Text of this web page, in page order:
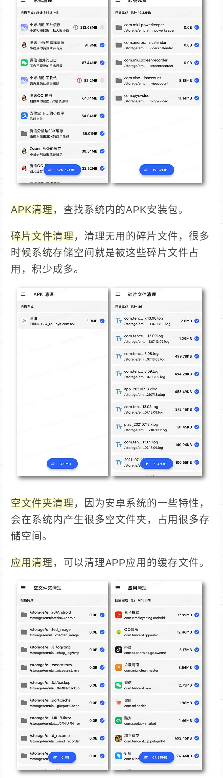
APK清理 ，查找系统内的APK安装包。
碎片文件清理 ，清理无用的碎片文件，很多
时候系统存储空间就是被这些碎片文件占
用，积少成多。
空文件夹清理 ，因为安卓系统的一些特性，
会在系统内产生很多空文件夹，占用很多存
储空间。
应用清理 ，可以清理APP应用的缓存文件。